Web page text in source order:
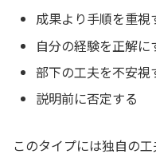
成果より手順を重視
自分の経験を正解に
部下の工夫を不安視
説明前に否定する
このタイプには独自の